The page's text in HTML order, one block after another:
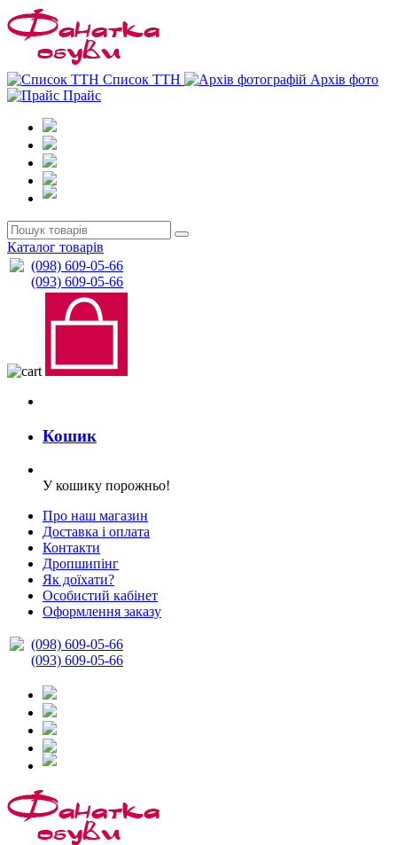
Список ТТН
Архів фото
Прайс
Каталог товарів
(098) 609-05-66
(093) 609-05-66
Кошик
У кошику порожньо!
Про наш магазин
Доставка і оплата
Контакти
Дропшипінг
Як доїхати?
Особистий кабінет
Оформлення заказу
(098) 609-05-66
(093) 609-05-66